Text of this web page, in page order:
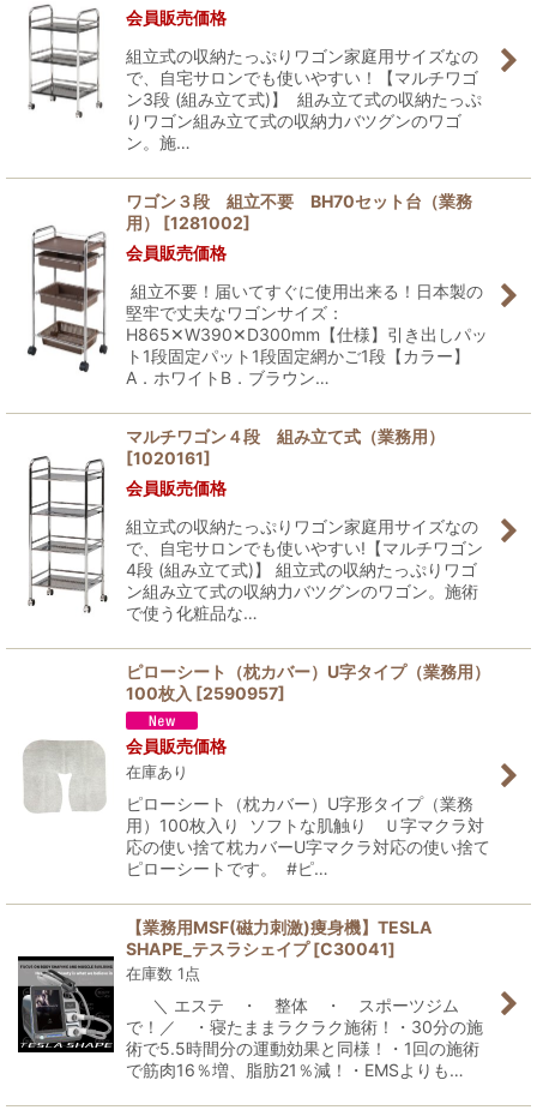
会員販売価格
組立式の収納たっぷりワゴン家庭用サイズなの
で、自宅サロンでも使いやすい！【マルチワゴ
ン3段 (組み立て式)】 組み立て式の収納たっぷ
りワゴン組み立て式の収納力バツグンのワゴ
ン。施…
ワゴン３段 組立不要 BH70セット台（業務
用）
[1281002]
会員販売価格
組立不要！届いてすぐに使用出来る！日本製の
堅牢で丈夫なワゴンサイズ：
H865✕W390✕D300mm【仕様】引き出しパッ
ト1段固定パット1段固定網かご1段【カラー】
A．ホワイトB．ブラウン…
マルチワゴン４段 組み立て式（業務用）
[1020161]
会員販売価格
組立式の収納たっぷりワゴン家庭用サイズなの
で、自宅サロンでも使いやすい!【マルチワゴン
4段 (組み立て式)】 組立式の収納たっぷりワゴ
ン組み立て式の収納力バツグンのワゴン。施術
で使う化粧品な…
ピローシート（枕カバー）U字タイプ（業務用）
100枚入 [2590957]
会員販売価格
在庫あり
ピローシート（枕カバー）U字形タイプ（業務
用）100枚入り ソフトな肌触り Ｕ字マクラ対
応の使い捨て枕カバーU字マクラ対応の使い捨て
ピローシートです。 #ピ…
【業務用MSF(磁力刺激)痩身機】TESLA
SHAPE_テスラシェイプ [C30041]
在庫数 1点
＼ エステ ・ 整体 ・ スポーツジム
で！／ ・寝たままラクラク施術！・30分の施
術で5.5時間分の運動効果と同様！・1回の施術
で筋肉16％増、脂肪21％減！・EMSよりも…